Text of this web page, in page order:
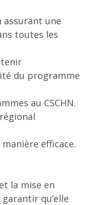
assurant une
toutes les
du programme
au CSCHN.
efficace.
la mise en
qu’elle